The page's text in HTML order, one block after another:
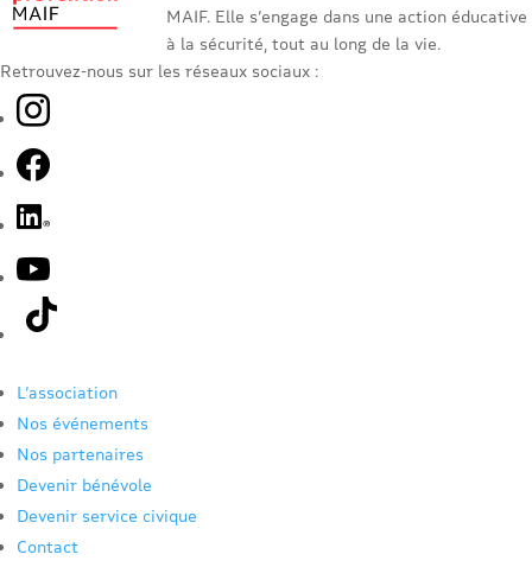
MAIF. Elle s’engage dans une action éducative
à la sécurité, tout au long de la vie.
Retrouvez-nous sur les réseaux sociaux :
L’association
Nos événements
Nos partenaires
Devenir bénévole
Devenir service civique
Contact